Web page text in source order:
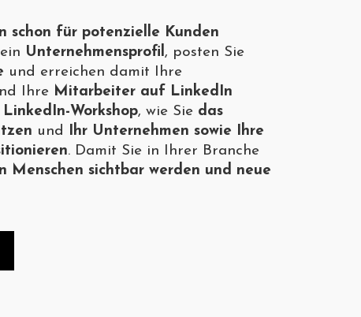
schon für potenzielle Kunden
Unternehmensprofil, posten Sie
und erreichen damit Ihre
Ihre Mitarbeiter auf LinkedIn
LinkedIn-Workshop, wie Sie das
und Ihr Unternehmen sowie Ihre
. Damit Sie in Ihrer Branche
Menschen sichtbar werden und neue